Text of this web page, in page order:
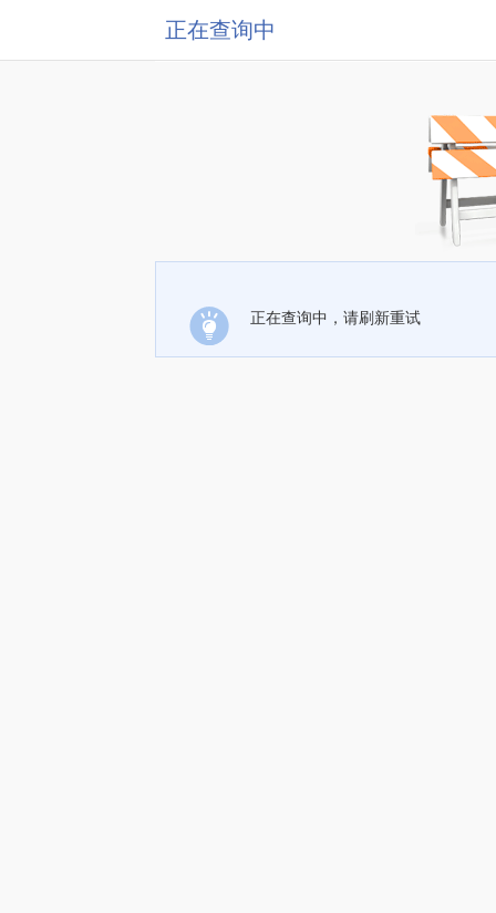
正在查询中
正在查询中，请刷新重试